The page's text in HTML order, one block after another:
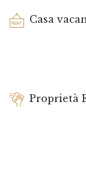
Casa
Proprietà